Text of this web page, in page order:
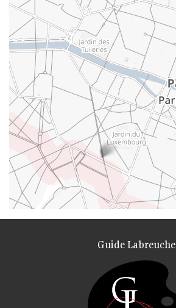
Guide Labreuche